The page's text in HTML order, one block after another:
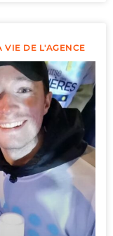
VIE DE L'AGENCE